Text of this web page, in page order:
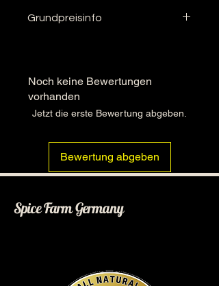
Grundpreisinfo
Noch keine Bewertungen
vorhanden
Jetzt die erste Bewertung abgeben.
Bewertung abgeben
Spice Farm Germany